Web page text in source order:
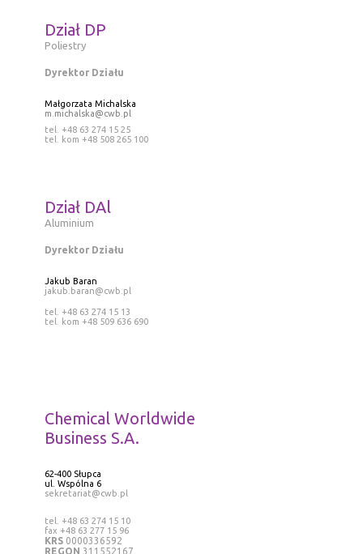
Dział DP
Poliestry
Dyrektor Działu
Małgorzata Michalska
m.michalska@cwb.pl
tel. +48 63 274 15 25
tel. kom +48 508 265 100
Dział DAl
Aluminium
Dyrektor Działu
Jakub Baran
jakub.baran@cwb.pl
tel. +48 63 274 15 13
tel. kom +48 509 636 690
Chemical Worldwide
Business S.A.
62-400 Słupca
ul. Wspólna 6
sekretariat@cwb.pl
tel. +48 63 274 15 10
fax +48 63 277 15 96
KRS0000336592
REGON 311552167